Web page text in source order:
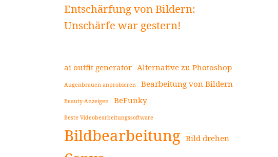
Entschärfung von Bildern:
Unschärfe war gestern!
ai outfit generator Alternative zu Photoshop
Augenbrauen anprobieren Bearbeitung von Bildern
Beauty-Anzeigen BeFunky
Beste Videobearbeitungssoftware
Bildbearbeitung Bild drehen